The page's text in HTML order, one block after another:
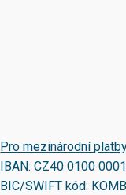
Pro mezinárodní
IBAN:CZ40 0100
BIC/SWIFT kód: